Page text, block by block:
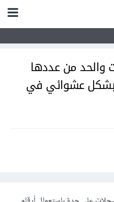
والحد من عددها
عشوائي في